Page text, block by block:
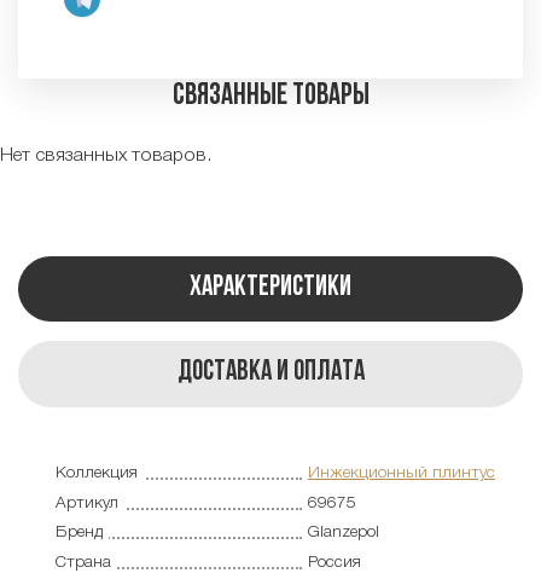
Связанные товары
Нет связанных товаров.
Характеристики
Доставка и оплата
Коллекция
Инжекционный плинтус
Артикул
69675
Бренд
Glanzepol
Страна
Россия